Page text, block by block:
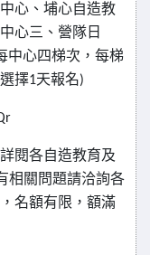
心、埔心自造教
心三、營隊日
中心四梯次，每梯
擇1天報名)
閱各自造教育及
相關問題請洽詢各
名額有限，額滿